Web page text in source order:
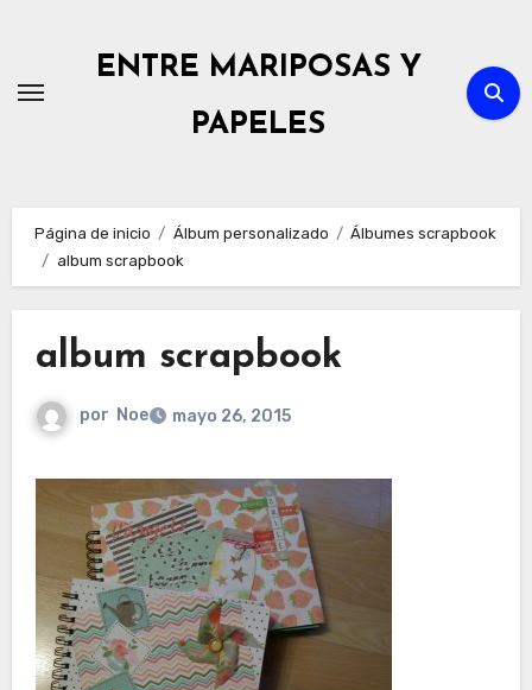
contenido
ENTRE MARIPOSAS Y
PAPELES
Página de inicio Álbum personalizado
Álbumes scrapbook
album scrapbook
album scrapbook
por Noe mayo 26, 2015